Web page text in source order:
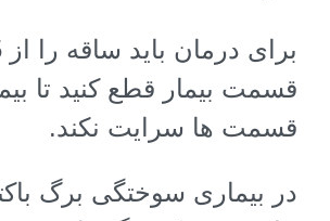
قسمت بیمار قطع کنید تا
قسمت ها سرایت نکند.
در بیماری سوختگی برگ